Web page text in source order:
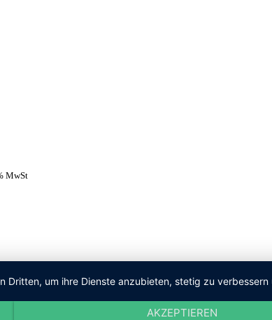
MwSt
Dritten, um ihre Dienste anzubieten, stetig zu
AKZEPTIEREN